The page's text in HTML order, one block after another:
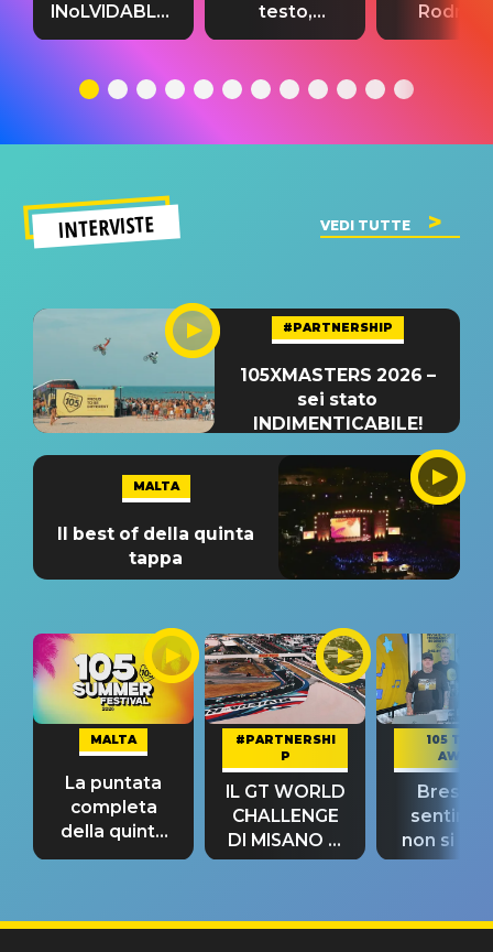
INoLVIDABLE”:
testo,
significato
testo,
traduzione e
del singolo
testo,
INTERVISTE VEDI TUTTE
#PARTNERSHIP
105XMASTERS 2026 –
sei stato
INDIMENTICABILE!
MALTA
Il best of della quinta
tappa
MALTA
La puntata
completa
della quinta
tappa
#PARTNERSHI
P
IL GT WORLD
CHALLENGE
DI MISANO si
riconferma
105 TAKE
AWAY
Bresh:
non si
fino alla